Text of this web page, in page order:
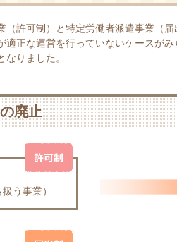
許可制）と特定労働者派遣事業（届
正な運営を行っていないケースが
りました。
廃止
う事業）